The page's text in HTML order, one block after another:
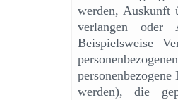
werden, Auskunft
verlangen oder
Beispielsweise
werden), die